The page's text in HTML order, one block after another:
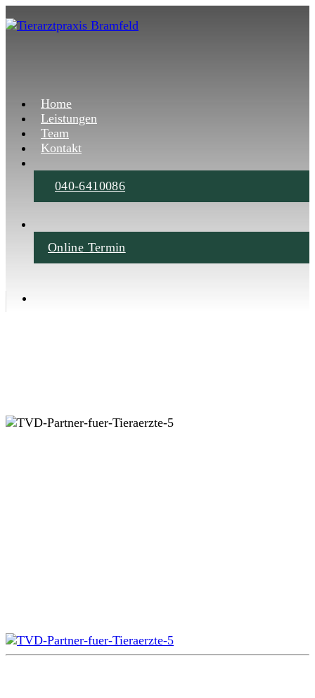
Home
Leistungen
Team
Kontakt
040-6410086
Online Termin